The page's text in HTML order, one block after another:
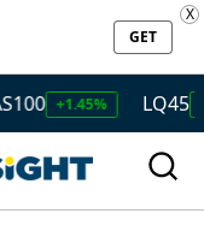
GET
X
+1.45% LQ45 +1.50%